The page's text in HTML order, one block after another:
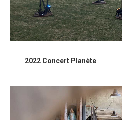
2022 Concert Planète